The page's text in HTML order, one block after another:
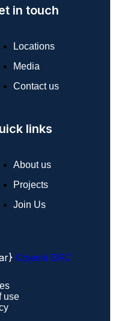
links
About us
Projects
Join Us
in touch
Locations
Media
Contact us
Cojeski DRC
use